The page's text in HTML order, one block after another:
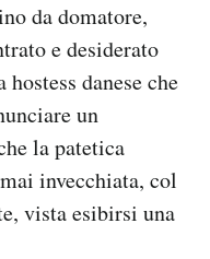
da domatore,
e desiderato
danese che
un
la patetica
invecchiata, col
vista esibirsi una